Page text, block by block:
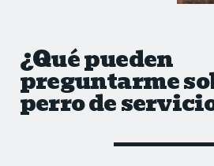
¿Qué pueden
preguntarme
perro de